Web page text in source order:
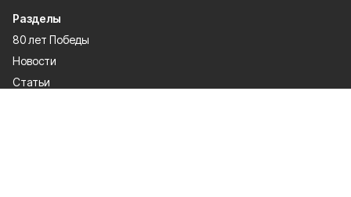
Разделы
80 лет Победы
Новости
Статьи